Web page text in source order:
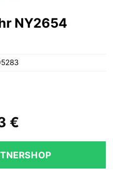
NY2654
€
€
ist:
91,63 €.